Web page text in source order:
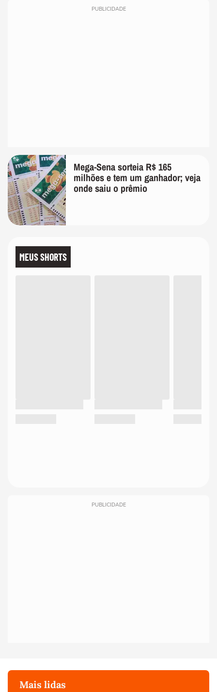
PUBLICIDADE
Mega-Sena sorteia R$ 165
milhões e tem um ganhador; veja
onde saiu o prêmio
MEUS SHORTS
PUBLICIDADE
Mais lidas